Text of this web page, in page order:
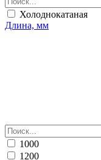
Холоднокатаная
Длина, мм
1000
1200